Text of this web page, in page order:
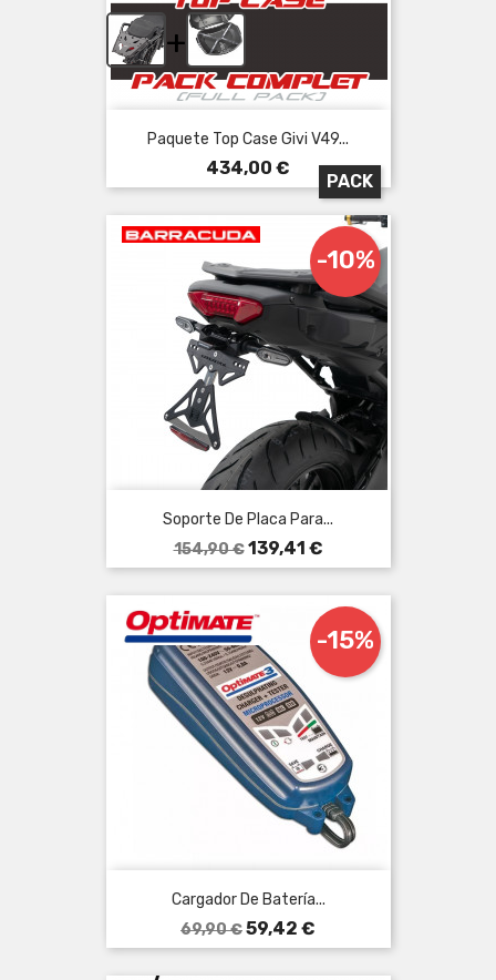
+
Paquete Top Case Givi V49...
Precio
434,00 €
PACK
Soporte De Placa Para...
Precio
base
154,90 €
-10%
Precio
139,41 €
Cargador De Batería...
Precio
base
69,90 €
-15%
Precio
59,42 €